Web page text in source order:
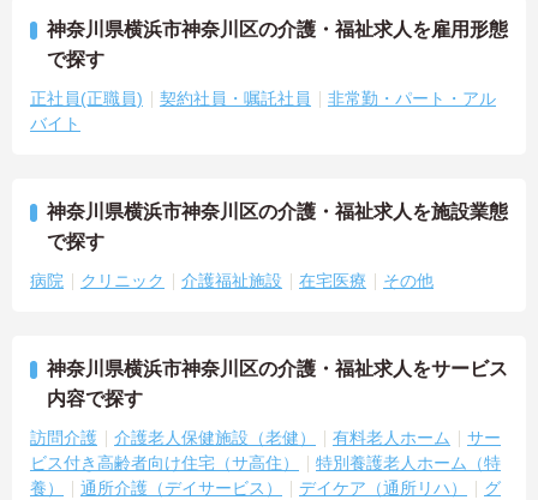
神奈川県横浜市神奈川区の介護・福祉求人を雇用形態
で探す
正社員(正職員) 契約社員・嘱託社員
非常勤・パート・アル
バイト
神奈川県横浜市神奈川区の介護・福祉求人を施設業態
で探す
病院 クリニック 介護福祉施設 在宅医療 その他
神奈川県横浜市神奈川区の介護・福祉求人をサービス
内容で探す
訪問介護 介護老人保健施設（老健） 有料老人ホーム
サー
ビス付き高齢者向け住宅（サ高住）
特別養護老人ホーム（特
養）
通所介護（デイサービス） デイケア（通所リハ）
グ